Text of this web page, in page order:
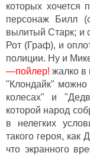
которых хочется
персонаж Билл
вылитый Старк; и
Рот (Граф), и
полиции. Ну и
—пойлер! жалко в
"Клондайк" можно
колесах" и
которой народ
в нелегких
такого героя, как
что экранного